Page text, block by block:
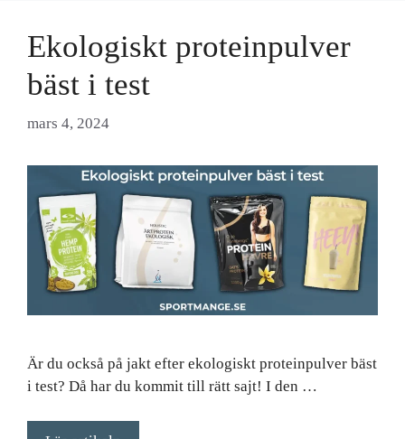
Ekologiskt proteinpulver
bäst i test
mars 4, 2024
Är du också på jakt efter ekologiskt proteinpulver bäst
i test? Då har du kommit till rätt sajt! I den …